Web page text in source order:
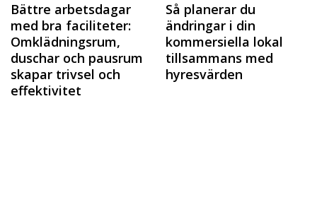
Bättre arbetsdagar
med bra faciliteter:
Omklädningsrum,
duschar och pausrum
skapar trivsel och
effektivitet
Så planerar du
ändringar i din
kommersiella lokal
tillsammans med
hyresvärden